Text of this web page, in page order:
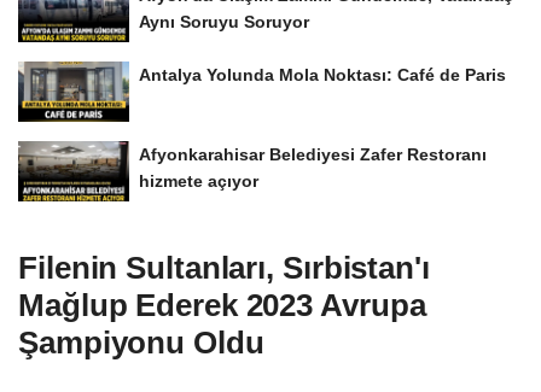
Aynı Soruyu Soruyor
Antalya Yolunda Mola Noktası: Café de Paris
Afyonkarahisar Belediyesi Zafer Restoranı
hizmete açıyor
Filenin Sultanları, Sırbistan'ı
Mağlup Ederek 2023 Avrupa
Şampiyonu Oldu